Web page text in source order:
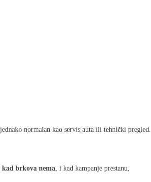
normalan kao servis auta ili tehnički pregled.
kad brkova nema, i kad kampanje prestanu,